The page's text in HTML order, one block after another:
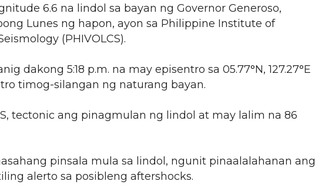
6.6 na lindol sa bayan ng Governor Generoso,
Lunes ng hapon, ayon sa Philippine Institute of
(PHIVOLCS).
dakong 5:18 p.m. na may episentro sa 05.77°N, 127.27°E
timog-silangan ng naturang bayan.
tectonic ang pinagmulan ng lindol at may lalim na 86
pinsala mula sa lindol, ngunit pinaalalahanan ang
alerto sa posibleng aftershocks.